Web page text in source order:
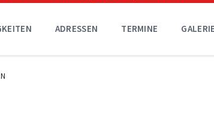
ADRESSEN TERMINE